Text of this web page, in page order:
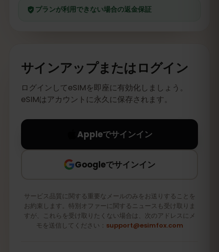
プランが利用できない場合の返金保証
サインアップまたはログイン
ログインしてeSIMを即座に有効化しましょう。
eSIMはアカウントに永久に保存されます。
Appleでサインイン
Googleでサインイン
サービス品質に関する重要なメールのみをお送りすることを
お約束します。特別オファーに関するニュースも受け取りま
すが、これらを受け取りたくない場合は、次のアドレスにメ
モを送信してください： support@esimfox.com